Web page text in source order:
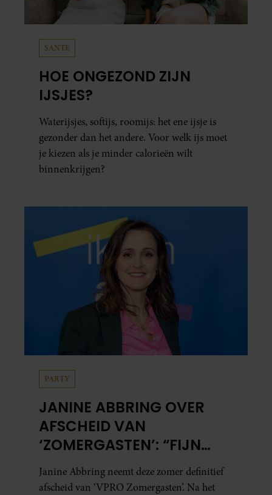
SANTE
HOE ONGEZOND ZIJN
IJSJES?
Waterijsjes, softijs, roomijs: het ene ijsje is
gezonder dan het andere. Voor welk ijs moet
je kiezen als je minder calorieën wilt
binnenkrijgen?
PARTY
JANINE ABBRING OVER
AFSCHEID VAN
‘ZOMERGASTEN’: “FIJN
DAT IK HET LICHT MAG
UITDOEN”
Janine Abbring neemt deze zomer definitief
afscheid van ‘VPRO Zomergasten’. Na het